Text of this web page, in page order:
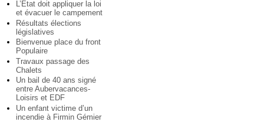
L’État doit appliquer la loi
et évacuer le campement
Résultats élections
législatives
Bienvenue place du front
Populaire
Travaux passage des
Chalets
Un bail de 40 ans signé
entre Aubervacances-
Loisirs et EDF
Un enfant victime d’un
incendie à Firmin Gémier